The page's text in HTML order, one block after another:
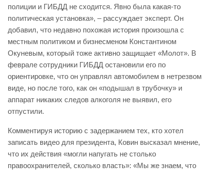
полиции и ГИБДД не сходится. Явно была какая-то
политическая установка», – рассуждает эксперт. Он
добавил, что недавно похожая история произошла с
местным политиком и бизнесменом Константином
Окуневым, который тоже активно защищает «Молот». В
феврале сотрудники ГИБДД остановили его по
ориентировке, что он управлял автомобилем в нетрезвом
виде, но после того, как он «подышал в трубочку» и
аппарат никаких следов алкоголя не выявил, его
отпустили.
Комментируя историю с задержанием тех, кто хотел
записать видео для президента, Ковин высказал мнение,
что их действия «могли напугать не столько
правоохранителей, сколько власть»: «Мы же знаем, что